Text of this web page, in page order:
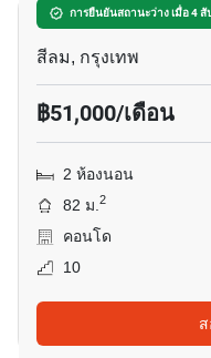
การยืนยันสถานะว่าง เมื่อ 4
สีลม สวีท คอนโด
สีลม, กรุงเทพ
฿51,000/เดือน
2 ห้องนอน
82 ม.2
คอนโด
10